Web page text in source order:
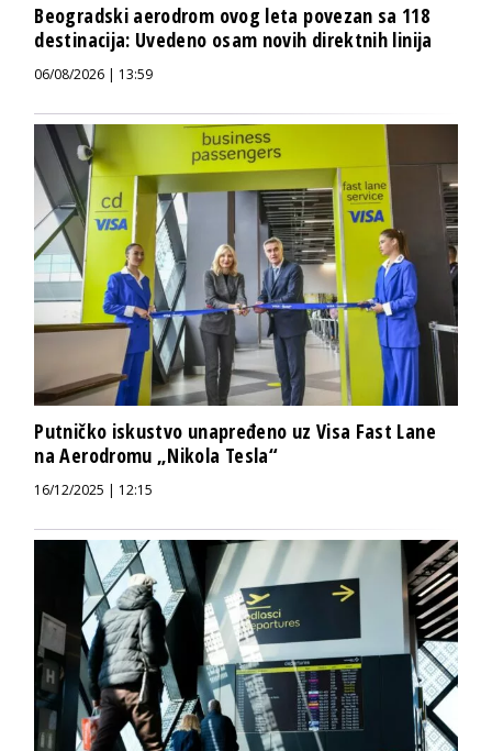
Beogradski aerodrom ovog leta povezan sa 118
destinacija: Uvedeno osam novih direktnih linija
06/08/2026 | 13:59
Putničko iskustvo unapređeno uz Visa Fast Lane
na Aerodromu „Nikola Tesla“
16/12/2025 | 12:15